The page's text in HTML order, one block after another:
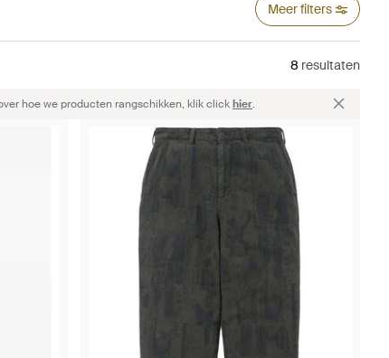
Meer filters
8 resultaten
hoe we producten rangschikken, klik clickhier.